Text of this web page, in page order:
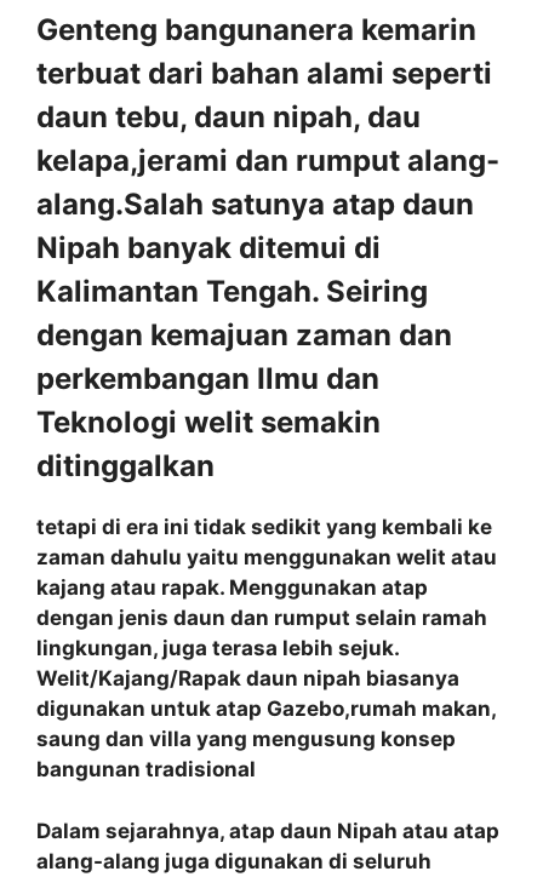
Genteng bangunanera kemarin
terbuat dari bahan alami seperti
daun tebu, daun nipah, dau
kelapa,jerami dan rumput alang-
alang.Salah satunya atap daun
Nipah banyak ditemui di
Kalimantan Tengah. Seiring
dengan kemajuan zaman dan
perkembangan Ilmu dan
Teknologi welit semakin
ditinggalkan
tetapi di era ini tidak sedikit yang kembali ke
zaman dahulu yaitu menggunakan welit atau
kajang atau rapak. Menggunakan atap
dengan jenis daun dan rumput selain ramah
lingkungan, juga terasa lebih sejuk.
Welit/Kajang/Rapak daun nipah biasanya
digunakan untuk atap Gazebo,rumah makan,
saung dan villa yang mengusung konsep
bangunan tradisional
Dalam sejarahnya, atap daun Nipah atau atap
alang-alang juga digunakan di seluruh